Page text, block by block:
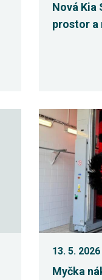
Nová Kia
prostor a
13. 5. 2026
Myčka